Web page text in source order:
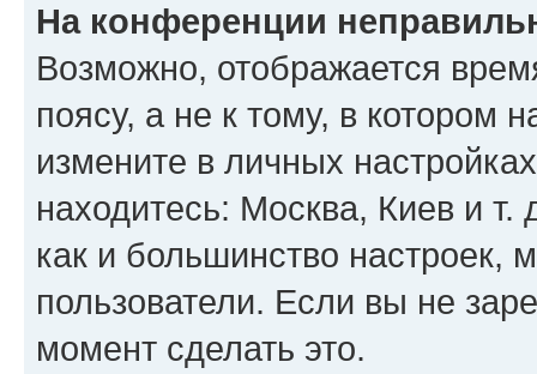
На конференции
Возможно, отображается
поясу, а не к тому, в котором
измените в личных
находитесь: Москва, Киев и т.
как и большинство настроек,
пользователи. Если вы не
момент сделать это.